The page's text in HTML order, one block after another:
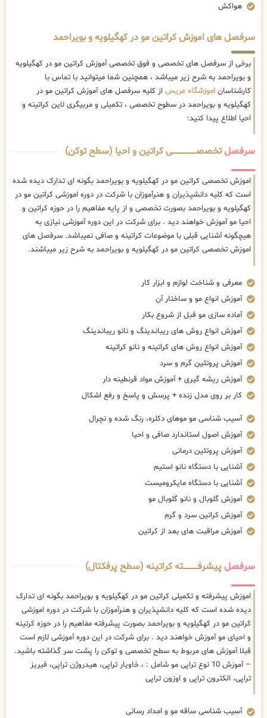
هواکش
سرفصل های اموزش کراتین مو در کهگیلویه و بویراحمد
برخی از سرفصل های تخصصی و فوق تخصصی آموزش کراتین مو در کهگیلویه
و بویراحمد به شرح زیر میباشد ، همچنین شما میتوانید با تماس با
کارشناسان اموزشگاه عریس از کلیه سرفصل های آموزش کراتین مو در
کهگیلویه و بویراحمد در سطوح تخصصی ، تکمیلی و مربیگری لاین کراتینه و
احیا اطلاع پیدا کنید:
سرفصلتخصصــــــــــــــــــــی کراتین و احیا (سطح توکن)
اموزش تخصصی کراتین مو در کهگیلویه و بویراحمد بگونه ای تدارک دیده شده
است که کلیه دانشپذیران و هنرآموزان با شرکت در دوره اموزشی کراتین مو در
کهگیلویه و بویراحمد بصورت تخصصی و از پایه مفاهیم را در حوزه کراتین و
احیا مو آموزش خواهند دید . برای شرکت در این دوره آموزشی نیازی به
هیچگونه آشنایی قبلی با موضوعات کراتینه و صافی نمیباشد. سرفصل های
اموزش تخصصی کراتین مو در کهگیلویه و بویراحمد به شرح زیر میباشند.
معرفی و شناخت لوازم و ابزار کار
آموزش انواع مو و ساختار آن
آماده سازی مو قبل از شروع بکار
آموزش انواع روش های ریباندینگ و نانو ریباندینگ
آموزش انواع روش های کراتینه و نانو کراتینه
آموزش پروتئین گرم و سرد
آموزش ریشه گیری + آموزش مواد قرنطینه دار
کار بر روی مدل زنده + پرسش و پاسخ و رفع اشکال
آسیب شناسی مو موهای دکلره، رنگ شده و نچرال
آموزش اصول استاندارد صافی و احیا
آموزش پروتئین درمانی
آشنایی با دستگاه نانو استیم
آشنایی با دستگاه مایکرومیست
آموزش گلوبال و نانو گلوبال مو
آموزش کراتین سرد و گرم
آموزش مراقبت های بعد از کراتین
سرفصلپیشرفــــــــــــته کراتینه (سطح پرفکتال)
اموزش پیشرفته و تکمیلی کراتین مو در کهگیلویه و بویراحمد بگونه ای تدارک
دیده شده است که کلیه دانشپذیران و هنرآموزان با شرکت در دوره اموزشی
کراتین مو در کهگیلویه و بویراحمد بصورت پیشرفته مفاهیم را در حوزه کرتینه
و احیای مو آموزش خواهند دید . برای شرکت در این دوره آموزشی لازم است
قبلا آموزش های مربوط به سطح تخصصی و توکن را پشت سر گذاشته باشید.
– آموزش 10 نوع تراپی مو شامل : ، خاویار تراپی، هیدروژن تراپی، فیریز
تراپی، الکترون تراپی و اوزون تراپی
آسیب شناسی ساقه مو و امداد رسانی